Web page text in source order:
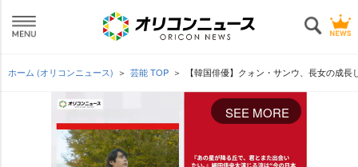
ホーム (オリコンニュース) 芸能 TOP 【韓国俳優】クォン・サンウ、長女の成
SEE MORE